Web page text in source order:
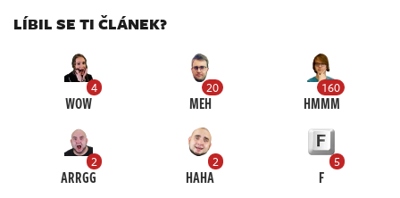
LÍBIL SE TI ČLÁNEK?
4
WOW
20
MEH
160
HMMM
2
ARRGG
2
HAHA
5
F